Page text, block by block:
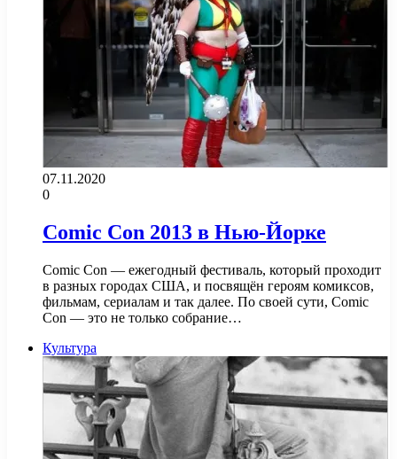
07.11.2020
0
Comic Con 2013 в Нью-Йорке
Comic Con — ежегодный фестиваль, который проходит
в разных городах США, и посвящён героям комиксов,
фильмам, сериалам и так далее. По своей сути, Comic
Con — это не только собрание…
Культура